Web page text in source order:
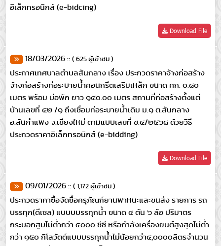
อิเล็กทรอนิกส์ (e-bidcing)
Download File
18/03/2026 :: ( 625 ผู้เข้าชม )
ประกาศเทศบาลตำบลสันกลาง เรื่อง ประกวดราคาจ้างก่อสร้าง
จ้างก่อสร้างท่อระบายน้ำคอนกรีตเสริมเหล็ก ขนาด ศก. ๐.๘๐
เมตร พร้อม บ่อพัก ยาว ๑๔๐.๐๐ เมตร สถานที่ก่อสร้างตั้งแต่
บ้านเลขที่ ๔๒ /๑ ถึงเชื่อมท่อระบายน้ำเดิม ม.๑ ต.สันกลาง
อ.สันกำแพง จ.เชียงใหม่ ตามแบบเลขที่ ช.๔/๒๕๖๘ ด้วยวิธี
ประกวดราคาอิเล็กทรอนิกส์ (e-bidding)
Download File
09/01/2026 :: ( 1,172 ผู้เข้าชม )
ประกวดราคาซื้อจัดซื้อครุภัณฑ์ยานพาหนะและขนส่ง รายการ รถ
บรรทุก(ดีเซล) แบบบบรรทุกน้ำ ขนาด ๔ ตัน ๖ ล้อ ปริมาตร
กระบอกสูบไม่ต่ำกว่า ๕๐๐๐ ชีซี หรือกำลังเครื่องยนต์สูงสุดไม่ต่ำ
กว่า ๑๕๐ กิโลวัตต์แบบบรรทุกน้ำไม่น้อยกว่า๔,๐๐๐๐ลิตรจำนวน